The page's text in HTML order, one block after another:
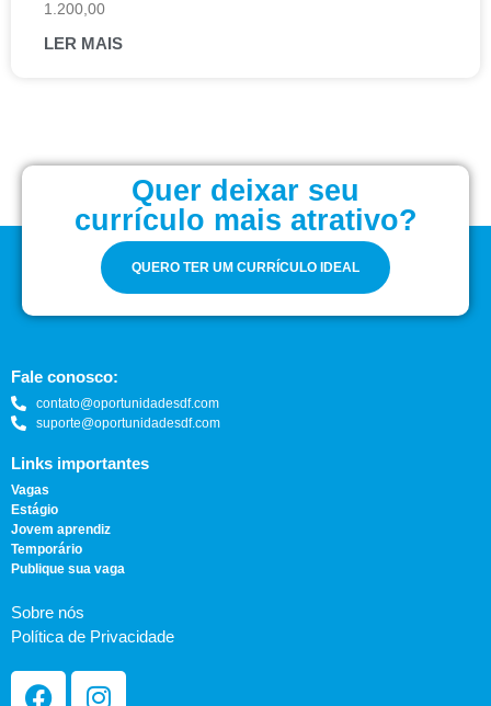
1.200,00
LER MAIS
Quer deixar seu
currículo mais atrativo?
QUERO TER UM CURRÍCULO IDEAL
Fale conosco:
contato@oportunidadesdf.com
suporte@oportunidadesdf.com
Links importantes
Vagas
Estágio
Jovem aprendiz
Temporário
Publique sua vaga
Sobre nós
Política de Privacidade